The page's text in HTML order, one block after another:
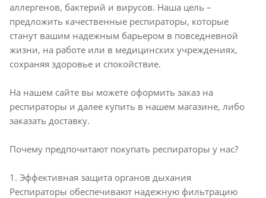
аллергенов, бактерий и вирусов. Наша цель –
предложить качественные респираторы, которые
станут вашим надежным барьером в повседневной
жизни, на работе или в медицинских учреждениях,
сохраняя здоровье и спокойствие.
На нашем сайте вы можете оформить заказ на
респираторы и далее купить в нашем магазине, либо
заказать доставку.
Почему предпочитают покупать респираторы у нас?
1. Эффективная защита органов дыхания
Респираторы обеспечивают надежную фильтрацию